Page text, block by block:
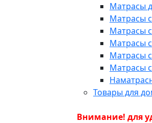
Матрасы
Матрасы
Матрасы
Матрасы
Матрасы
Матрасы
Товары для
Внимание! для